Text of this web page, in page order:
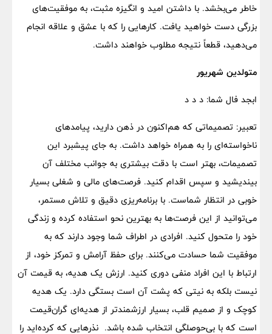
خاطر می‌بخشد. با داشتن امید و انگیزه مثبت، به موفقیت‌های
بزرگی دست خواهید یافت. کارهایی را که با عشق و علاقه انجام
می‌دهید، قطعاً نتیجه مطلوب خواهند داشت.
متولدین شهریور
ابجد فال شما: د د د
تعبیر: تصمیماتی که هم‌اکنون در ذهن دارید، پیامدهای
ناخواسته‌ای را به همراه خواهد داشت. به جای پیشبرد این
تصمیمات، بهتر است با دقت بیشتری به جوانب مختلف آن
بیندیشید و سپس اقدام کنید. فرصت‌های مالی و شغلی بسیار
خوبی در انتظار شماست. با برنامه‌ریزی دقیق و تلاش مستمر،
می‌توانید از این فرصت‌ها به بهترین نحو استفاده کرده و زندگی
خود را متحول کنید. افرادی در اطراف شما وجود دارند که به
موفقیت شما حسادت می‌کنند. برای حفظ آرامش و تمرکز خود، از
ارتباط با این افراد منفی دوری کنید. ارزش یک هدیه، به قیمت آن
نیست بلکه به نیتی که پشت آن است بستگی دارد. یک هدیه
کوچک و از صمیم قلب، بسیار ارزشمندتر از هدیه‌ای گران‌قیمت
است که با بی‌حوصلگی انتخاب شده باشد. نذرهایی که کرده‌اید را